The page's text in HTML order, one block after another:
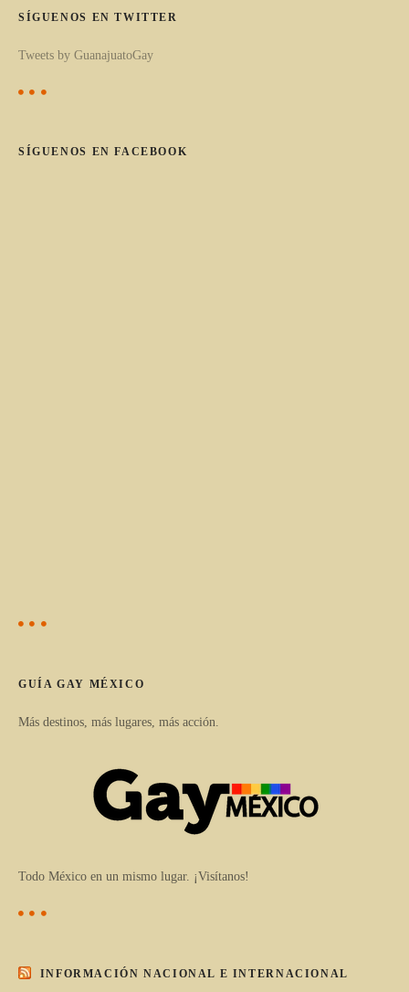
c
t
e
o
SÍGUENOS EN TWITTER
Tweets by GuanajuatoGay
SÍGUENOS EN FACEBOOK
GUÍA GAY MÉXICO
Más destinos, más lugares, más acción.
Todo México en un mismo lugar. ¡Visítanos!
INFORMACIÓN NACIONAL E INTERNACIONAL